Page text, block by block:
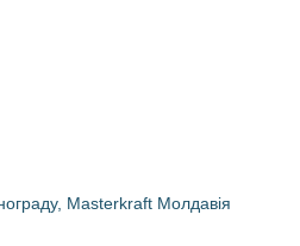
Masterkraft Молдавія